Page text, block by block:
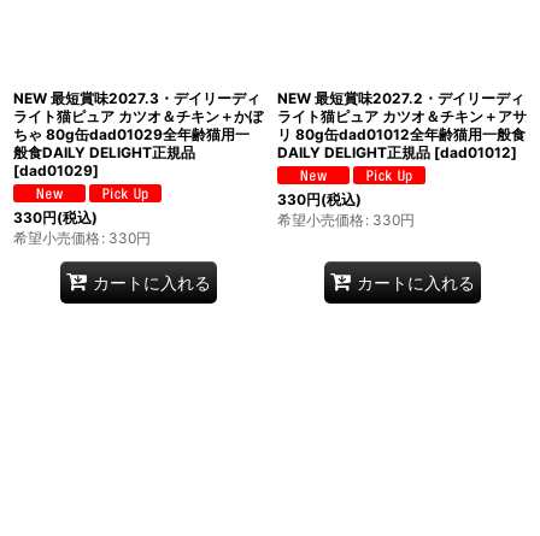
NEW 最短賞味2027.3・デイリーディ
ライト猫ピュア カツオ＆チキン＋かぼ
ちゃ 80g缶dad01029全年齢猫用一
般食DAILY DELIGHT正規品
[dad01029]
330円(税込)
希望小売価格: 330円
カートに入れる
NEW 最短賞味2027.2・デイリーディ
ライト猫ピュア カツオ＆チキン＋アサ
リ 80g缶dad01012全年齢猫用一般食
DAILY DELIGHT正規品 [dad01012]
330円(税込)
希望小売価格: 330円
カートに入れる